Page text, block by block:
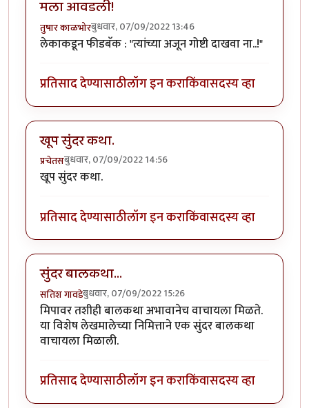
मला आवडली!
तुषार काळभोरबुधवार, 07/09/2022 13:46
लेकाकडून फीडबॅक : "त्यांच्या अजून गोष्टी दाखवा ना..!"
प्रतिसाद देण्यासाठीलॉग इन कराकिंवासदस्य व्हा
खूप सुंदर कथा.
प्रचेतसबुधवार, 07/09/2022 14:56
खूप सुंदर कथा.
प्रतिसाद देण्यासाठीलॉग इन कराकिंवासदस्य व्हा
सुंदर बालकथा...
सतिश गावडेबुधवार, 07/09/2022 15:26
मिपावर तशीही बालकथा अभावानेच वाचायला मिळते.
या विशेष लेखमालेच्या निमित्ताने एक सुंदर बालकथा
वाचायला मिळाली.
प्रतिसाद देण्यासाठीलॉग इन कराकिंवासदस्य व्हा